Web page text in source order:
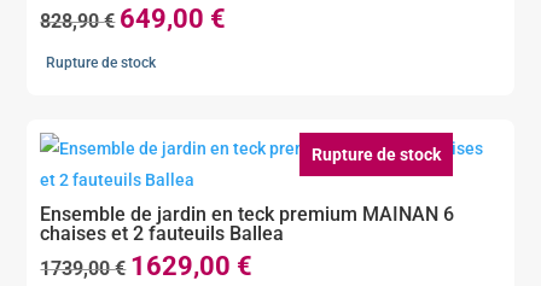
828,90€ Le
prix
828,90 €.
649,00 €
649,00 €.
Rupture de stock
Rupture de stock
Ensemble de jardin en teck premium MAINAN 6
chaises et 2 fauteuils Ballea
1739,00€ Le
1629,00 €